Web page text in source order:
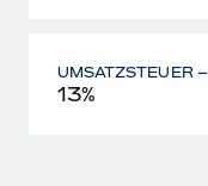
UMSATZSTEUER
13%